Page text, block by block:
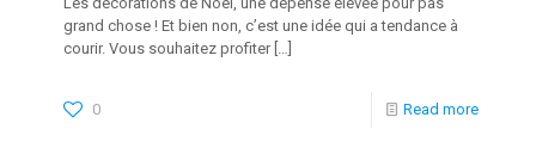
grand chose ! Et bien non, c’est une idée qui a tendance à
courir. Vous souhaitez profiter[…]
0 Read more